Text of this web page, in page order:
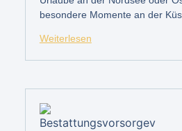
besondere Momente an der
Weiterlesen